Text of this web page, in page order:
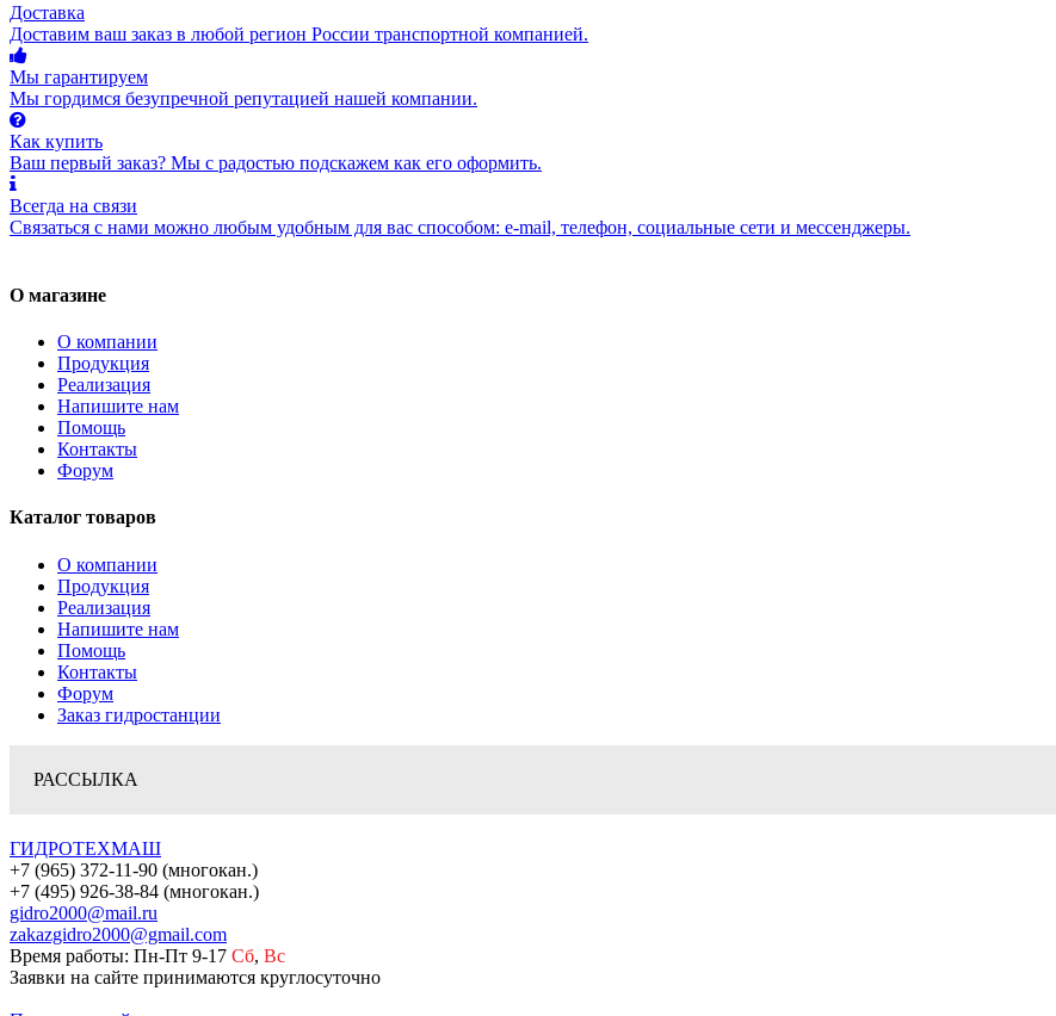
Доставка
Доставим ваш заказ в любой регион России транспортной компанией.
Мы гарантируем
Мы гордимся безупречной репутацией нашей компании.
Как купить
Ваш первый заказ? Мы с радостью подскажем как его оформить.
Всегда на связи
Связаться с нами можно любым удобным для вас способом: e-mail, телефон, социальные сети и мессенджеры.
О магазине
О компании
Продукция
Реализация
Напишите нам
Помощь
Контакты
Форум
Каталог товаров
О компании
Продукция
Реализация
Напишите нам
Помощь
Контакты
Форум
Заказ гидростанции
РАССЫЛКА
ГИДРОТЕХМАШ
+7 (965) 372-11-90 (многокан.)
+7 (495) 926-38-84 (многокан.)
gidro2000@mail.ru
zakazgidro2000@gmail.com
Время работы: Пн-Пт 9-17 Сб, Вс
Заявки на сайте принимаются круглосуточно